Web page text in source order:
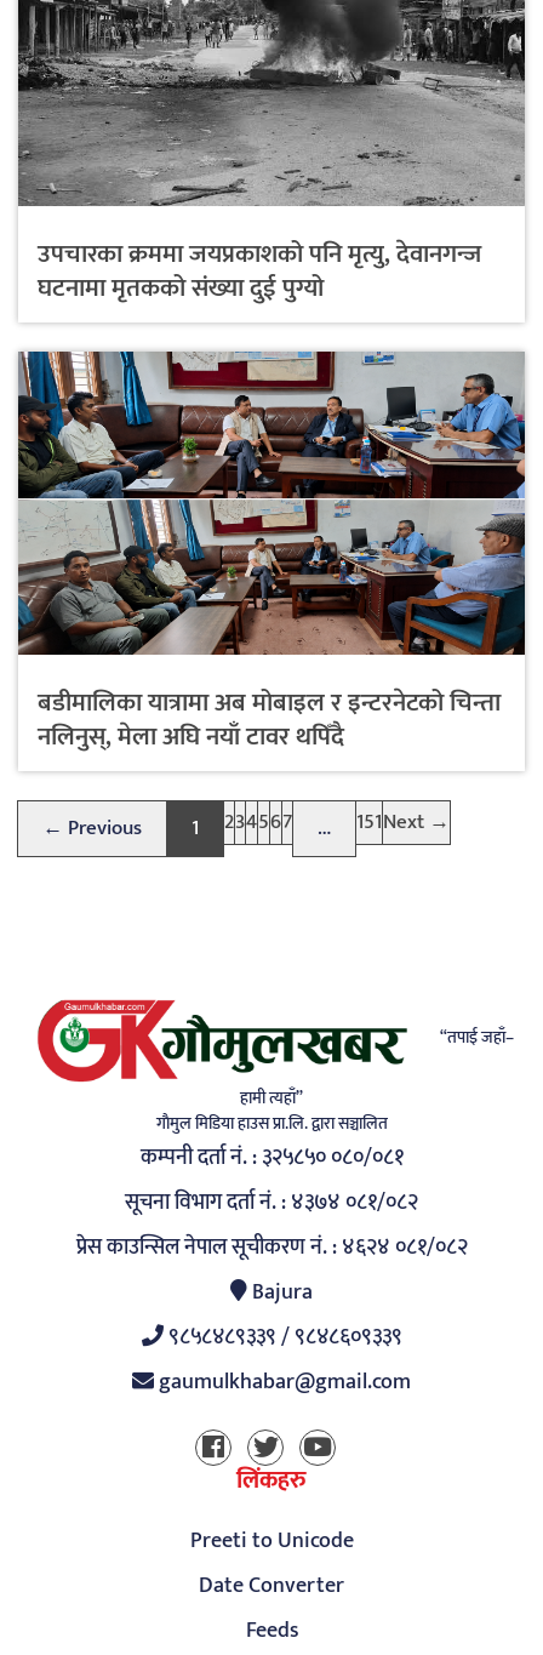
उपचारका क्रममा जयप्रकाशको पनि मृत्यु, देवानगन्ज
घटनामा मृतकको संख्या दुई पुग्यो
बडीमालिका यात्रामा अब मोबाइल र इन्टरनेटको चिन्ता
नलिनुस्, मेला अघि नयाँ टावर थपिँदै
← Previous 1 (current)
234567 … 151Next →
“तपाई जहाँ–
हामी त्यहाँ”
गाैमुल मिडिया हाउस प्रा.लि. द्वारा सञ्चालित
कम्पनी दर्ता नं. : ३२५८५० ०८०/०८१
सूचना विभाग दर्ता नं. : ४३७४ ०८१/०८२
प्रेस काउन्सिल नेपाल सूचीकरण नं. : ४६२४ ०८१/०८२
Bajura
९८५८४८९३३९ / ९८४८६०९३३९
gaumulkhabar@gmail.com
लिंकहरु
Preeti to Unicode
Date Converter
Feeds